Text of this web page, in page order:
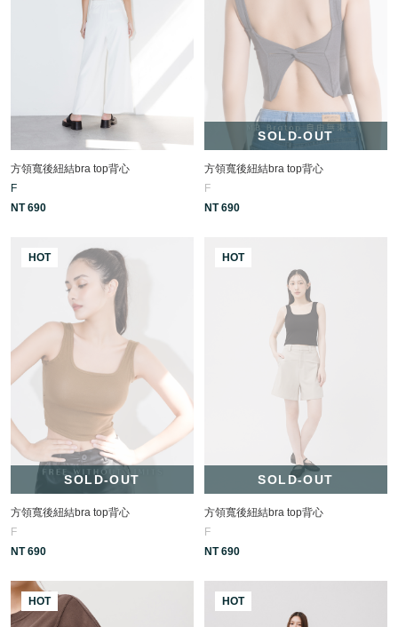
方領寬後紐結bra top背心
F
NT 690
SOLD-OUT
方領寬後紐結bra top背心
F
NT 690
SOLD-OUT
HOT
方領寬後紐結bra top背心
F
NT 690
SOLD-OUT
HOT
方領寬後紐結bra top背心
F
NT 690
HOT HOT